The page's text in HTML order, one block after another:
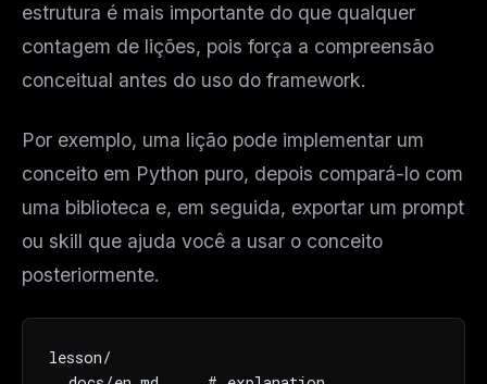
estrutura é mais importante do que qualquer
contagem de lições, pois força a compreensão
conceitual antes do uso do framework.
Por exemplo, uma lição pode implementar um
conceito em Python puro, depois compará-lo com
uma biblioteca e, em seguida, exportar um prompt
ou skill que ajuda você a usar o conceito
posteriormente.
lesson/
No spam. Unsubscribe in one click.
Maybe later